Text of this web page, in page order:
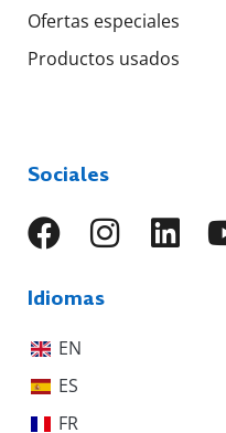
Ofertas especiales
Productos usados
Sociales
Idiomas
EN
ES
FR